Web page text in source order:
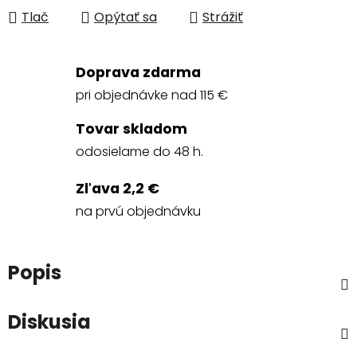
Tlač Opýtať sa Strážiť
Doprava zdarma
pri objednávke nad 115 €
Tovar skladom
odosielame do 48 h.
Zľava 2,2 €
na prvú objednávku
Popis
Diskusia